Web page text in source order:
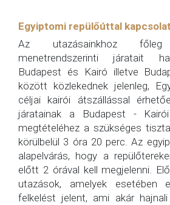
Egyiptomi repülőúttal
Az utazásainkhoz
menetrendszerinti járatait
Budapest és Kairó illetve
között közlekednek jelenleg,
céljai kairói átszállással
járatainak a Budapest -
megtételéhez a szükséges
körülbelül 3 óra 20 perc. Az
alapelvárás, hogy a
előtt 2 órával kell megjelenni.
utazások, amelyek esetében
felkelést jelent, ami akár